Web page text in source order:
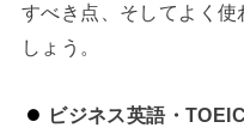
すべき点、そしてよく使
しょう。
ビジネス英語・